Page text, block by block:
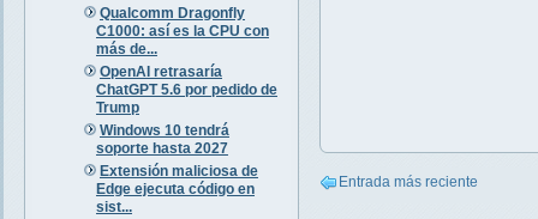
Qualcomm Dragonfly
C1000: así es la CPU con
más de...
OpenAI retrasaría
ChatGPT 5.6 por pedido de
Trump
Windows 10 tendrá
soporte hasta 2027
Extensión maliciosa de
Edge ejecuta código en
sist...
Entrada más reciente